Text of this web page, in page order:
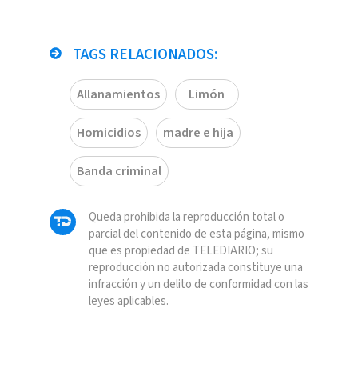
TAGS RELACIONADOS:
Allanamientos Limón
Homicidios madre e hija
Banda criminal
Queda prohibida la reproducción total o
parcial del contenido de esta página, mismo
que es propiedad de TELEDIARIO; su
reproducción no autorizada constituye una
infracción y un delito de conformidad con las
leyes aplicables.